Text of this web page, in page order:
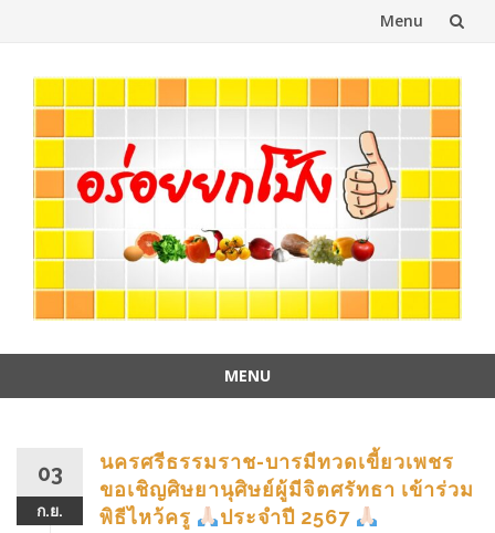
Menu
content
MENU
03
ก.ย.
นครศรีธรรมราช-บารมีทวดเขี้ยวเพชร
ขอเชิญศิษยานุศิษย์ผู้มีจิตศรัทธา เข้าร่วม
พิธีไหว้ครู
ประจำปี 2567